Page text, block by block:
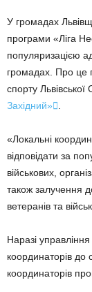
У громадах
програми «Ліга
популяризацією
громадах. Про це
спорту
Західний».
«Локальні
відповідати за
військових,
також залучення
ветеранів та
Наразі
координаторів до
координаторів